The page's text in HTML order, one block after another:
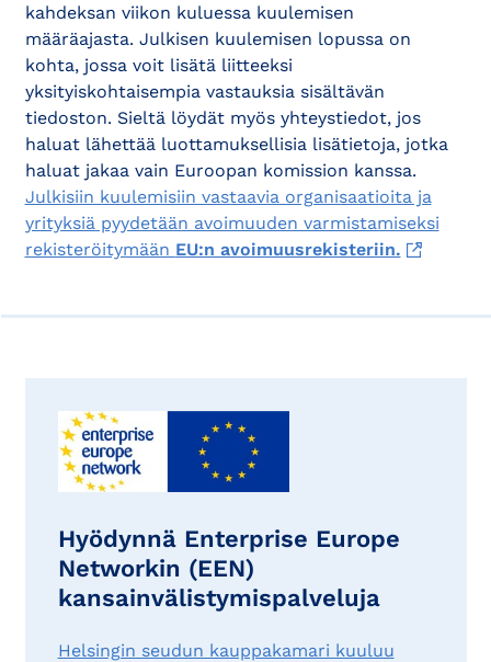
kahdeksan viikon kuluessa kuulemisen
määräajasta. Julkisen kuulemisen lopussa on
kohta, jossa voit lisätä liitteeksi
yksityiskohtaisempia vastauksia sisältävän
tiedoston. Sieltä löydät myös yhteystiedot, jos
haluat lähettää luottamuksellisia lisätietoja, jotka
haluat jakaa vain Euroopan komission kanssa.
Julkisiin kuulemisiin vastaavia organisaatioita ja
yrityksiä pyydetään avoimuuden varmistamiseksi
rekisteröitymään EU:n avoimuusrekisteriin.
Hyödynnä Enterprise Europe
Networkin (EEN)
kansainvälistymispalveluja
Helsingin seudun kauppakamari kuuluu